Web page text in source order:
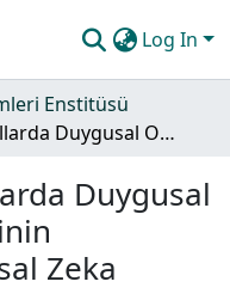
Log In
Enstitüsü
İlkokullarda Duygusal Okuryazarlık Eğitiminin Öğrencilerin Duygusal Zeka Düzeyine Etkisi
Duygusal
Zeka